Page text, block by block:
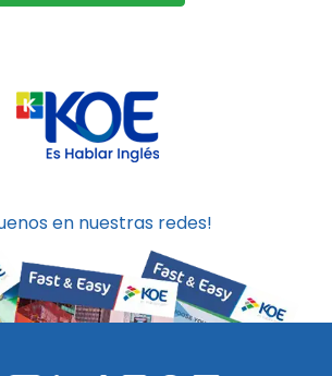
en nuestras redes!